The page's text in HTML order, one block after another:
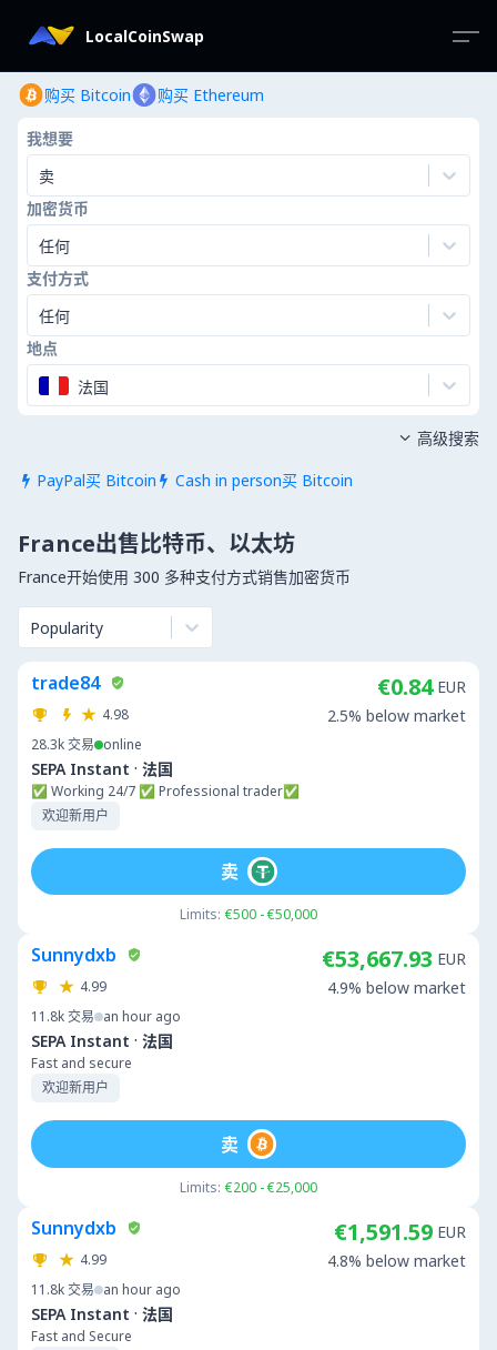
LocalCoinSwap
购买 Bitcoin 购买 Ethereum
我想要
卖
加密货币
任何
支付方式
任何
地点
法国
 PayPal买 Bitcoin  Cash in person买 Bitcoin
 高级搜索
France出售比特币、以太坊
France开始使用 300 多种支付方式销售加密货币
Popularity
trade84
4.98
28.3k交易 online
SEPA Instant · 法国
✅ Working 24/7 ✅ Professional trader✅
欢迎新用户
€0.84 EUR
2.5% below market
Limits: €500 - €50,000
卖
Sunnydxb
4.99
11.8k交易 an hour ago
SEPA Instant · 法国
Fast and secure
欢迎新用户
€53,667.93 EUR
4.9% below market
Limits: €200 - €25,000
卖
Sunnydxb
4.99
11.8k交易 an hour ago
SEPA Instant · 法国
Fast and Secure
€1,591.59 EUR
4.8% below market